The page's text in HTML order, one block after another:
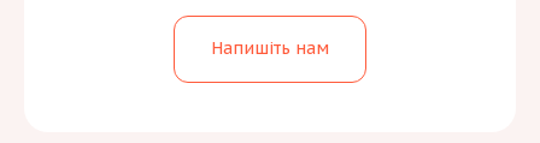
Напишіть нам